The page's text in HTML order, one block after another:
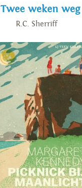
Twee weken weg
R.C. Sherriff